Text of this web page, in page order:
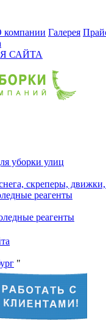
компании Галерея
САЙТА
уборки улиц
скреперы,
реагенты
реагенты